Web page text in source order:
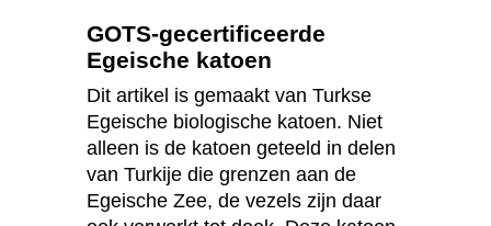
GOTS-gecertificeerde
Egeische katoen
Dit artikel is gemaakt van Turkse
Egeische biologische katoen. Niet
alleen is de katoen geteeld in delen
van Turkije die grenzen aan de
Egeische Zee, de vezels zijn daar